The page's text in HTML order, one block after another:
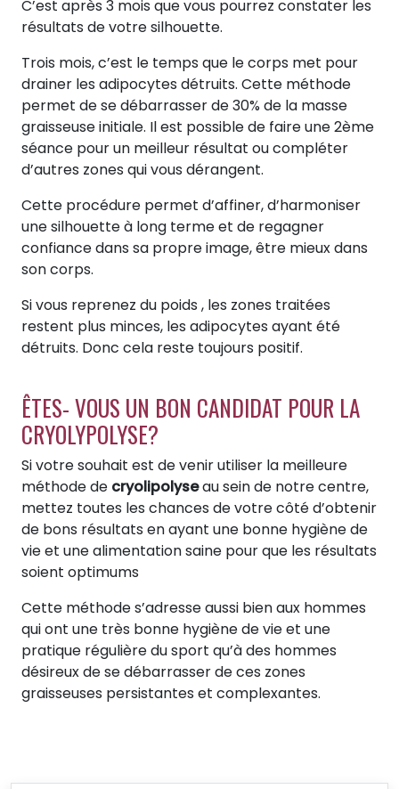
C’est après 3 mois que vous pourrez constater les
résultats de votre silhouette.
Trois mois, c’est le temps que le corps met pour
drainer les adipocytes détruits. Cette méthode
permet de se débarrasser de 30% de la masse
graisseuse initiale. Il est possible de faire une 2ème
séance pour un meilleur résultat ou compléter
d’autres zones qui vous dérangent.
Cette procédure permet d’affiner, d’harmoniser
une silhouette à long terme et de regagner
confiance dans sa propre image, être mieux dans
son corps.
Si vous reprenez du poids , les zones traitées
restent plus minces, les adipocytes ayant été
détruits. Donc cela reste toujours positif.
ÊTES- VOUS UN BON CANDIDAT POUR LA
CRYOLYPOLYSE?
Si votre souhait est de venir utiliser la meilleure
méthode de cryolipolyseau sein de notre centre,
mettez toutes les chances de votre côté d’obtenir
de bons résultats en ayant une bonne hygiène de
vie et une alimentation saine pour que les résultats
soient optimums
Cette méthode s’adresse aussi bien aux hommes
qui ont une très bonne hygiène de vie et une
pratique régulière du sport qu’à des hommes
désireux de se débarrasser de ces zones
graisseuses persistantes et complexantes.